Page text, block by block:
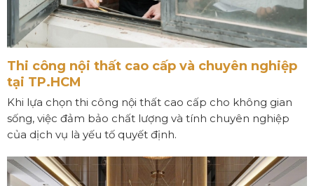
Thi công nội thất cao cấp và chuyên nghiệp
tại TP.HCM
Khi lựa chọn thi công nội thất cao cấp cho không gian
sống, việc đảm bảo chất lượng và tính chuyên nghiệp
của dịch vụ là yếu tố quyết định.